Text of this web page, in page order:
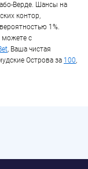
Верде. Шансы на
контор,
1%.
можете с
, Ваша чистая
Острова за 100,